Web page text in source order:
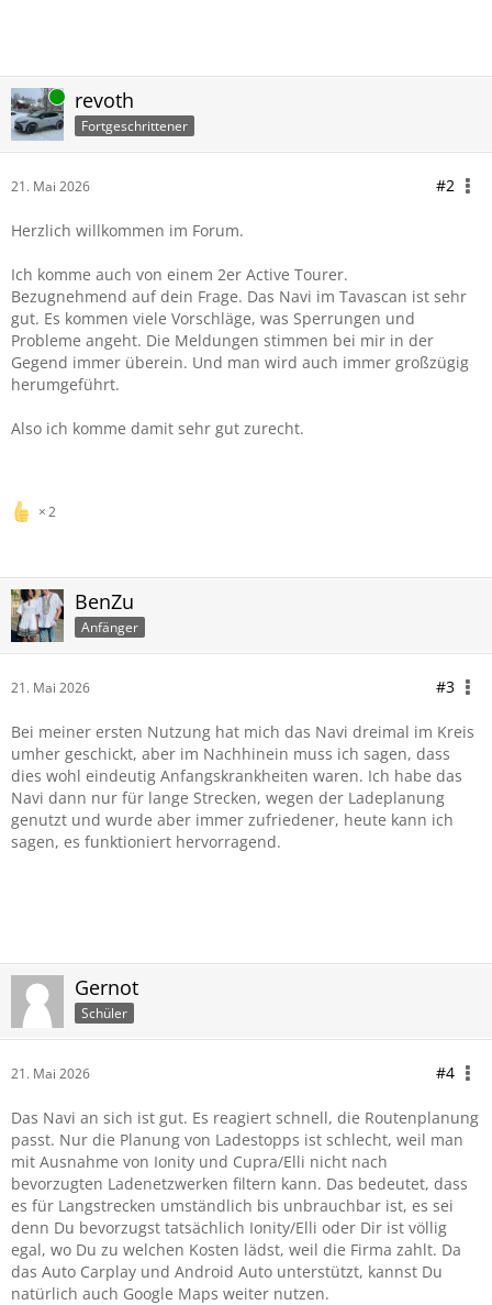
Online revoth
Fortgeschrittener
21. Mai 2026 #2
Herzlich willkommen im Forum.
Ich komme auch von einem 2er Active Tourer.
Bezugnehmend auf dein Frage. Das Navi im Tavascan ist sehr
gut. Es kommen viele Vorschläge, was Sperrungen und
Probleme angeht. Die Meldungen stimmen bei mir in der
Gegend immer überein. Und man wird auch immer großzügig
herumgeführt.
Also ich komme damit sehr gut zurecht.
2
BenZu
Anfänger
21. Mai 2026 #3
Bei meiner ersten Nutzung hat mich das Navi dreimal im Kreis
umher geschickt, aber im Nachhinein muss ich sagen, dass
dies wohl eindeutig Anfangskrankheiten waren. Ich habe das
Navi dann nur für lange Strecken, wegen der Ladeplanung
genutzt und wurde aber immer zufriedener, heute kann ich
sagen, es funktioniert hervorragend.
Gernot
Schüler
21. Mai 2026 #4
Das Navi an sich ist gut. Es reagiert schnell, die Routenplanung
passt. Nur die Planung von Ladestopps ist schlecht, weil man
mit Ausnahme von Ionity und Cupra/Elli nicht nach
bevorzugten Ladenetzwerken filtern kann. Das bedeutet, dass
es für Langstrecken umständlich bis unbrauchbar ist, es sei
denn Du bevorzugst tatsächlich Ionity/Elli oder Dir ist völlig
egal, wo Du zu welchen Kosten lädst, weil die Firma zahlt. Da
das Auto Carplay und Android Auto unterstützt, kannst Du
natürlich auch Google Maps weiter nutzen.